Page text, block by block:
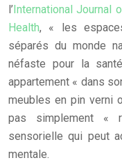
l’ International Journal
Health, « les
séparés du monde
néfaste pour la
appartement « dans
meubles en pin verni
pas simplement «
sensorielle qui peut
mentale.